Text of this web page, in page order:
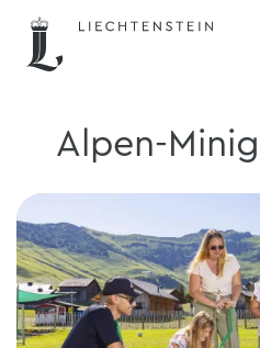
Alpen-